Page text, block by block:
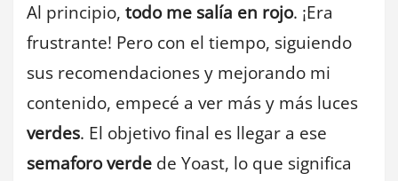
Al principio, todo me salía en rojo. ¡Era
frustrante! Pero con el tiempo, siguiendo
sus recomendaciones y mejorando mi
contenido, empecé a ver más y más luces
verdes. El objetivo final es llegar a ese
semaforo verde de Yoast, lo que significa